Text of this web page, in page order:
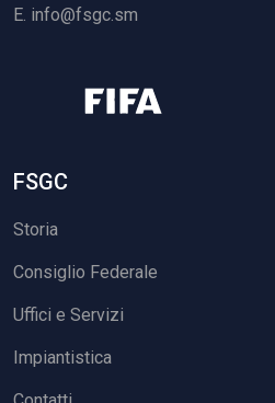
E. info@fsgc.sm
FSGC
Storia
Consiglio Federale
Uffici e Servizi
Impiantistica